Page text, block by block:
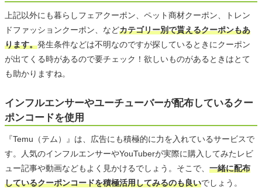
上記以外にも暮らしフェアクーポン、ペット商材クーポン、トレン
ドファッションクーポン、などカテゴリー別で貰えるクーポンもあ
ります。発生条件などは不明なのですが探しているときにクーポン
が出てくる時があるので要チェック！欲しいものがあるときはとて
も助かりますね。
インフルエンサーやユーチューバーが配布しているクー
ポンコードを使用
『Temu（テム）』は、広告にも積極的に力を入れているサービスで
す。人気のインフルエンサーやYouTuberが実際に購入してみたレビ
ュー記事や動画などもよく見かけるでしょう。そこで、 一緒に配布
しているクーポンコードを積極活用してみるのも良いでしょう。